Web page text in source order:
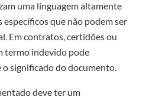
uma linguagem altamente
que não podem ser
Em contratos, certidões ou
termo indevido pode
significado do documento.
deve ter um